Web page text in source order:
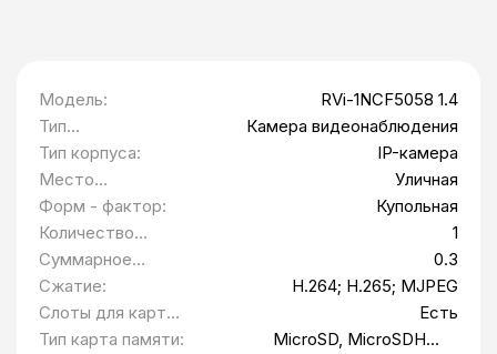
Модель:
RVi-1NCF5058 1.4
Тип
оборудования:
Камера видеонаблюдения
Тип корпуса:
IP-камера
Место
установки:
Уличная
Форм - фактор:
Купольная
Количество
камер, шт:
1
Суммарное
разрешение
камер, Мп:
0.3
Сжатие:
H.264; H.265; MJPEG
Слоты для карт
памяти:
Есть
Тип карта памяти:
MicroSD, MicroSDHC,